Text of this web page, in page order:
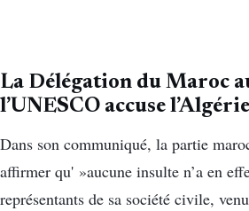
La Délégation du Maroc
l’UNESCO accuse l’Algérie
Dans son communiqué, la partie
affirmer qu' »aucune insulte n’a en
représentants de sa société civile,